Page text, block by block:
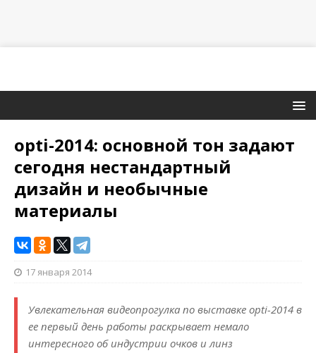
opti-2014: основной тон задают
сегодня нестандартный
дизайн и необычные
материалы
17 января 2014
Увлекательная видеопрогулка по выставке opti-2014 в
ее первый день работы раскрывает немало
интересного об индустрии очков и линз